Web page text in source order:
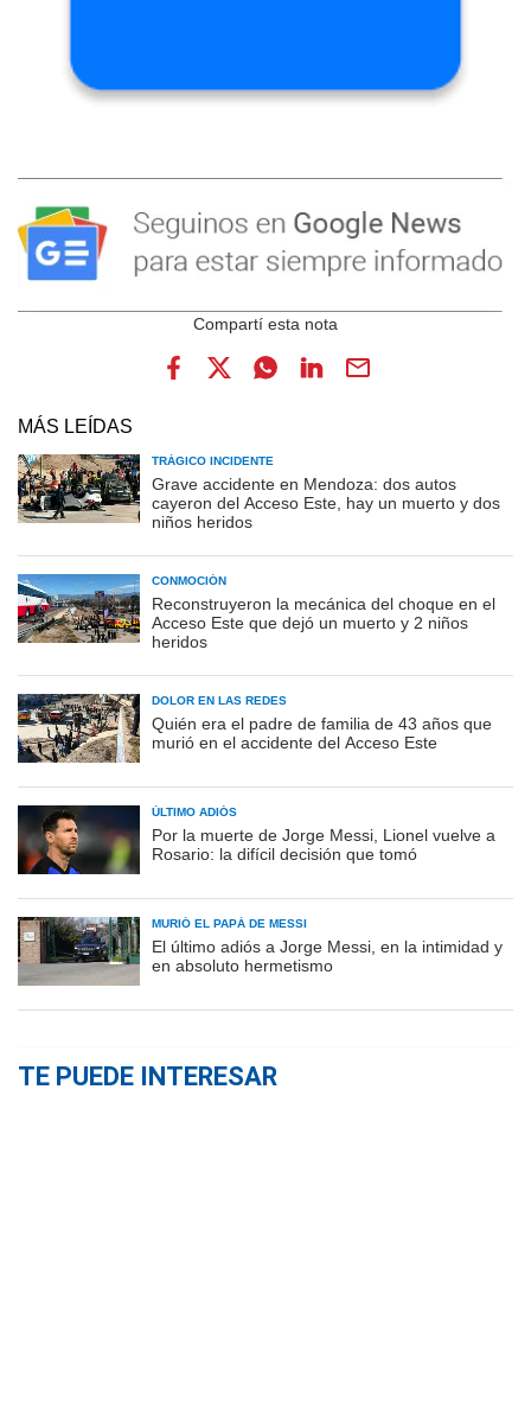
MÁS LEÍDAS
TRÁGICO INCIDENTE
Grave accidente en Mendoza: dos autos
cayeron del Acceso Este, hay un muerto y dos
niños heridos
CONMOCIÓN
Reconstruyeron la mecánica del choque en el
Acceso Este que dejó un muerto y 2 niños
heridos
DOLOR EN LAS REDES
Quién era el padre de familia de 43 años que
murió en el accidente del Acceso Este
ÚLTIMO ADIÓS
Por la muerte de Jorge Messi, Lionel vuelve a
Rosario: la difícil decisión que tomó
MURIÓ EL PAPÁ DE MESSI
El último adiós a Jorge Messi, en la intimidad y
en absoluto hermetismo
TE PUEDE INTERESAR